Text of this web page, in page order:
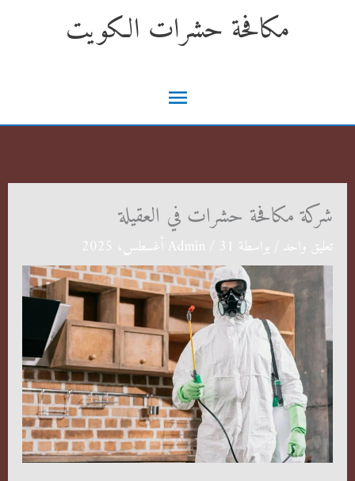
مكافحة حشرات الكويت
القائمة
الرئيسية
شركة مكافحة حشرات في العقيلة
تعليق واحد / بواسطة Admin 31 أغسطس، 2025